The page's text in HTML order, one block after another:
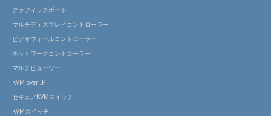
グラフィックボード
マルチディスプレイコントローラー
ビデオウォールコントローラー
ネットワークコントローラー
マルチビューワー
KVM over IP
セキュアKVMスイッチ
KVMスイッチ